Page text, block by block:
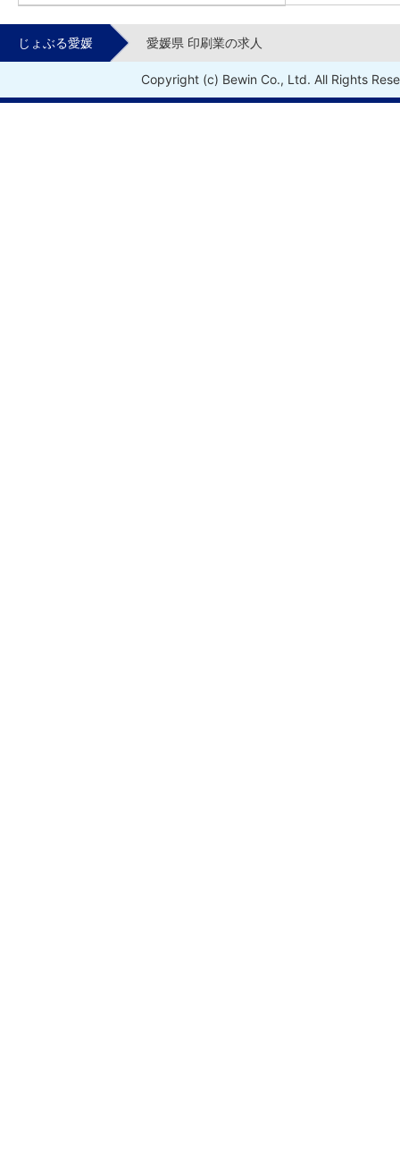
じょぶる愛媛 愛媛県 印刷業の求人
Copyright (c) Bewin Co., Ltd. All Rights